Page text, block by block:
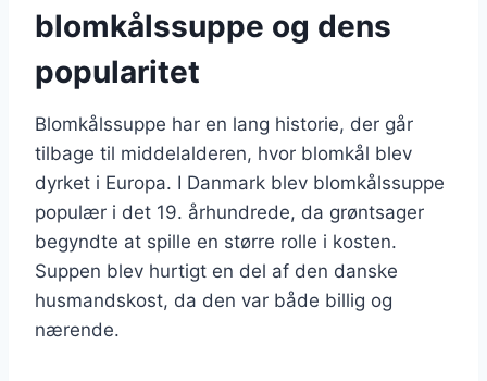
blomkålssuppe og dens
popularitet
Blomkålssuppe har en lang historie, der går
tilbage til middelalderen, hvor blomkål blev
dyrket i Europa. I Danmark blev blomkålssuppe
populær i det 19. århundrede, da grøntsager
begyndte at spille en større rolle i kosten.
Suppen blev hurtigt en del af den danske
husmandskost, da den var både billig og
nærende.